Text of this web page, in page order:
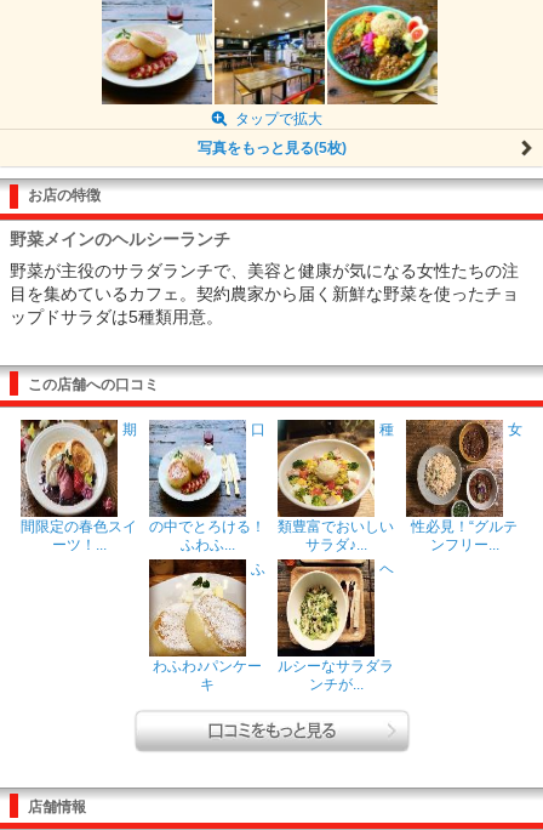
タップで拡大
写真をもっと見る(5枚)
お店の特徴
野菜メインのヘルシーランチ
野菜が主役のサラダランチで、美容と健康が気になる女性たちの注
目を集めているカフェ。契約農家から届く新鮮な野菜を使ったチョ
ップドサラダは5種類用意。
この店舗への口コミ
期
間限定の春色スイ
ーツ！...
口
の中でとろける！
ふわふ...
種
類豊富でおいしい
サラダ♪...
女
性必見！“グルテ
ンフリー...
ふ
わふわ♪パンケー
キ
ヘ
ルシーなサラダラ
ンチが...
店舗情報